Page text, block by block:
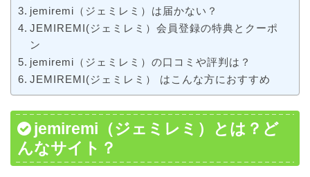
jemiremi（ジェミレミ）は届かない？
JEMIREMI(ジェミレミ）会員登録の特典とクーポ
ン
jemiremi（ジェミレミ）の口コミや評判は？
JEMIREMI(ジェミレミ） はこんな方におすすめ
jemiremi（ジェミレミ）とは？ど
んなサイト？